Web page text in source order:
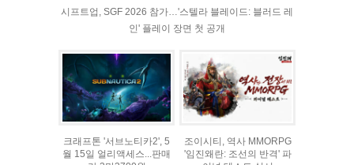
시프트업, SGF 2026 참가…'스텔라 블레이드: 블러드 레
인' 플레이 장면 첫 공개
크래프톤 '서브노티카2', 5
월 15일 얼리액세스...판매
조이시티, 역사 MMORPG
'임진왜란: 조선의 반격' 파